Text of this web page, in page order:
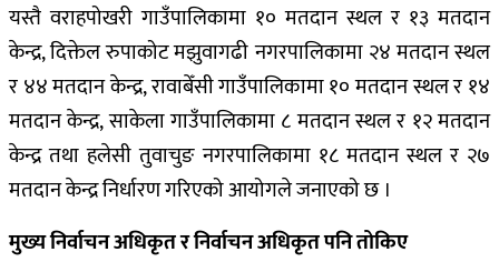
यस्तै वराहपोखरी गाउँपालिकामा १० मतदान स्थल र १३ मतदान
केन्द्र, दिक्तेल रुपाकोट मझुवागढी नगरपालिकामा २४ मतदान स्थल
र ४४ मतदान केन्द्र, रावाबेँसी गाउँपालिकामा १० मतदान स्थल र १४
मतदान केन्द्र, साकेला गाउँपालिकामा ८ मतदान स्थल र १२ मतदान
केन्द्र तथा हलेसी तुवाचुङ नगरपालिकामा १८ मतदान स्थल र २७
मतदान केन्द्र निर्धारण गरिएको आयोगले जनाएको छ ।
मुख्य निर्वाचन अधिकृत र निर्वाचन अधिकृत पनि तोकिए